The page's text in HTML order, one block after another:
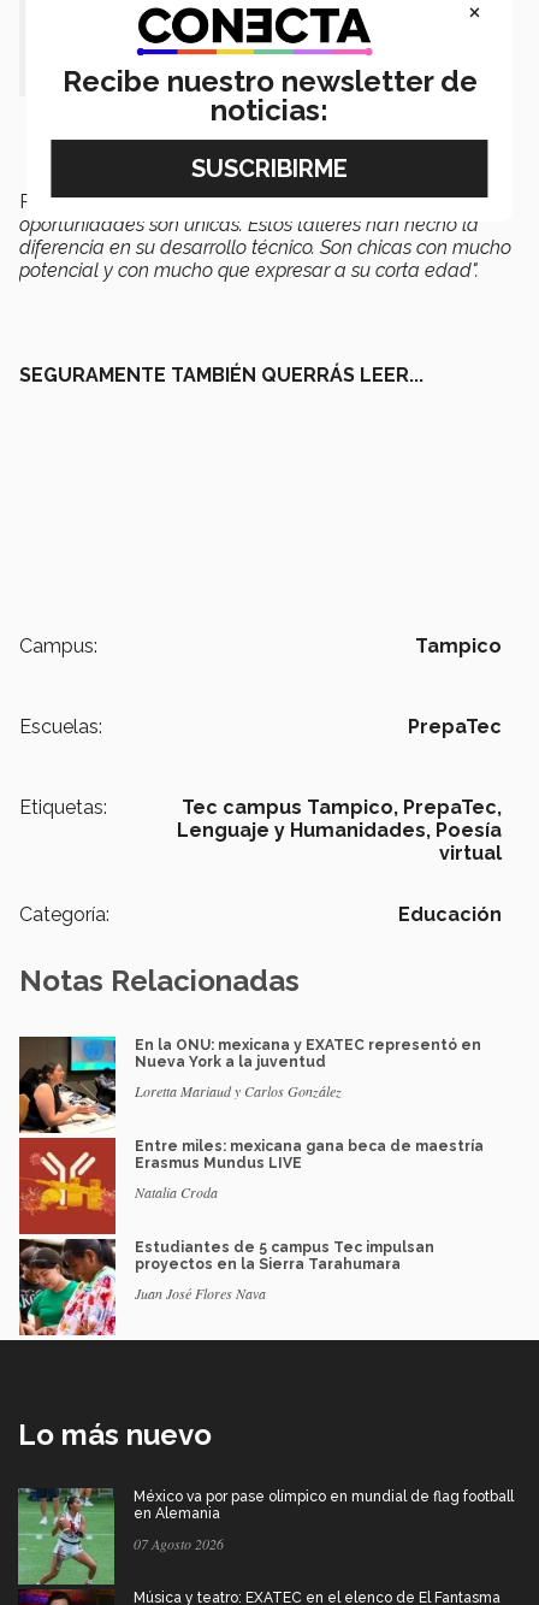
"Si tienen la oportunidad, tómenla" .-
Chelsea Sánchez
Pilar Yáñez finalizó diciendo:"Creo que estas
oportunidades son únicas. Estos talleres han hecho la
diferencia en su desarrollo técnico. Son chicas con mucho
potencial y con mucho que expresar a su corta edad".
SEGURAMENTE TAMBIÉN QUERRÁS LEER...
Campus: Tampico
Escuelas: PrepaTec
Etiquetas: Tec campus Tampico, PrepaTec,
Lenguaje y Humanidades, Poesía
virtual
Categoría: Educación
Notas Relacionadas
En la ONU: mexicana y EXATEC representó en
Nueva York a la juventud
Loretta Mariaud y Carlos González
Entre miles: mexicana gana beca de maestría
Erasmus Mundus LIVE
Natalia Croda
Estudiantes de 5 campus Tec impulsan
proyectos en la Sierra Tarahumara
Juan José Flores Nava
Lo más nuevo
México va por pase olímpico en mundial de flag football
en Alemania
07 Agosto 2026
Música y teatro: EXATEC en el elenco de El Fantasma
×
Recibe nuestro newsletter de
noticias: